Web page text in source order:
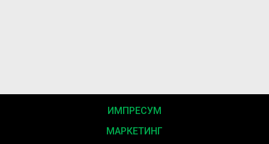
ИМПРЕСУМ
МАРКЕТИНГ